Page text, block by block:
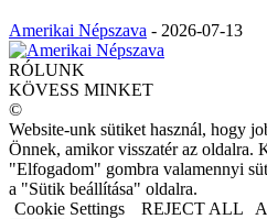
Amerikai Népszava - 2026-07-13
RÓLUNK
KÖVESS MINKET
©
Website-unk sütiket használ, hogy
Önnek, amikor visszatér az oldalra.
"Elfogadom" gombra valamennyi
a "Sütik beállítása" oldalra.
Cookie Settings
REJECT ALL